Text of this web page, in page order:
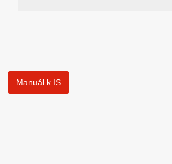
Manuál k IS